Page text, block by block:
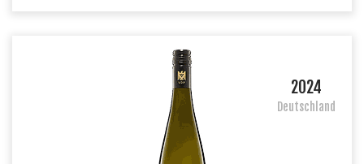
2024
Deutschland